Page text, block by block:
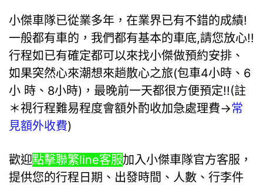
小傑車隊已從業多年，在業界已有不錯的成績!
一般都有車的，我們都有基本的車底,請您放心!!
行程如已有確定都可以來找小傑做預約安排、
如果突然心來潮想來趟散心之旅(包車4小時、6
小 時、8小時)，最晚前一天都很方便預定!!(註
＊視行程難易程度會額外酌收加急處理費→常
見額外收費)
歡迎點擊聯繁line客服加入小傑車隊官方客服，
提供您的行程日期、出發時間、人數、行李件